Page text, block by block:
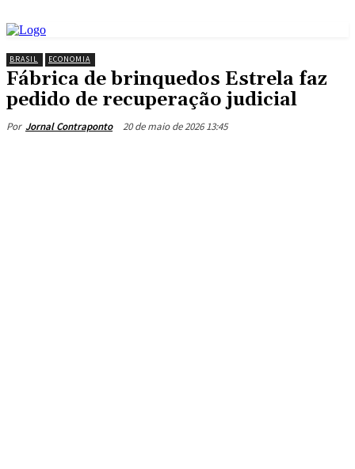
BRASIL ECONOMIA
Fábrica de brinquedos Estrela faz
pedido de recuperação judicial
Por Jornal Contraponto 20 de maio de 2026 13:45